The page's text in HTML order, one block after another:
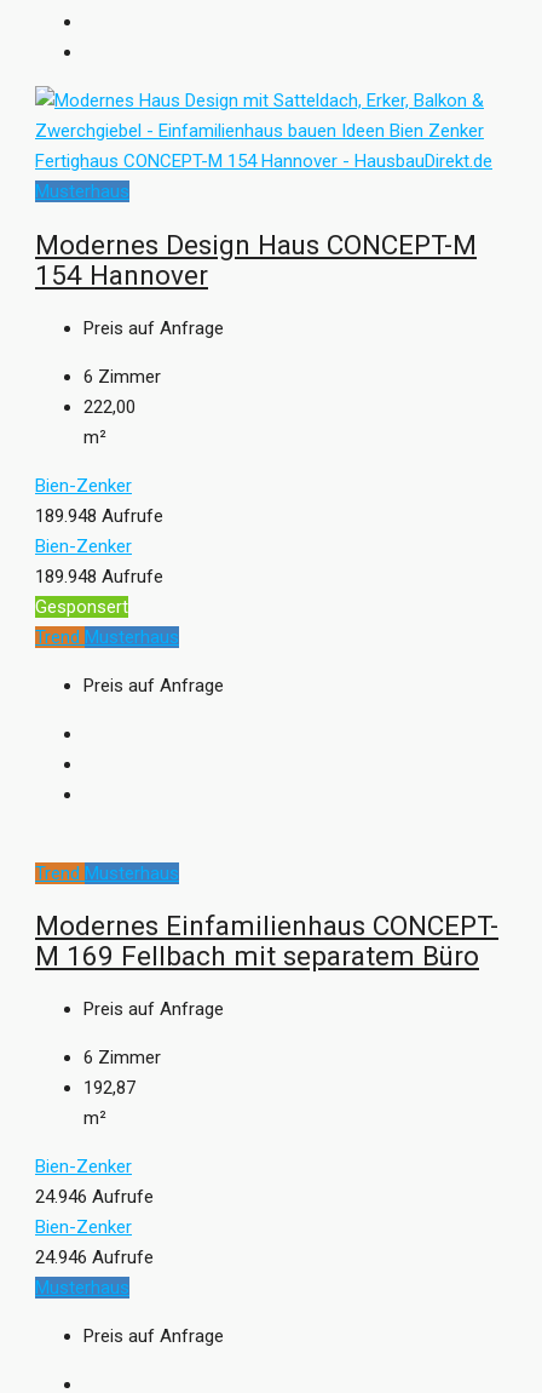
Musterhaus
Modernes Design Haus CONCEPT-M
154 Hannover
Preis auf Anfrage
6 Zimmer
222,00
m²
Bien-Zenker
189.948 Aufrufe
Bien-Zenker
189.948 Aufrufe
Gesponsert
Trend Musterhaus
Preis auf Anfrage
Trend Musterhaus
Modernes Einfamilienhaus CONCEPT-
M 169 Fellbach mit separatem Büro
Preis auf Anfrage
6 Zimmer
192,87
m²
Bien-Zenker
24.946 Aufrufe
Bien-Zenker
24.946 Aufrufe
Musterhaus
Preis auf Anfrage